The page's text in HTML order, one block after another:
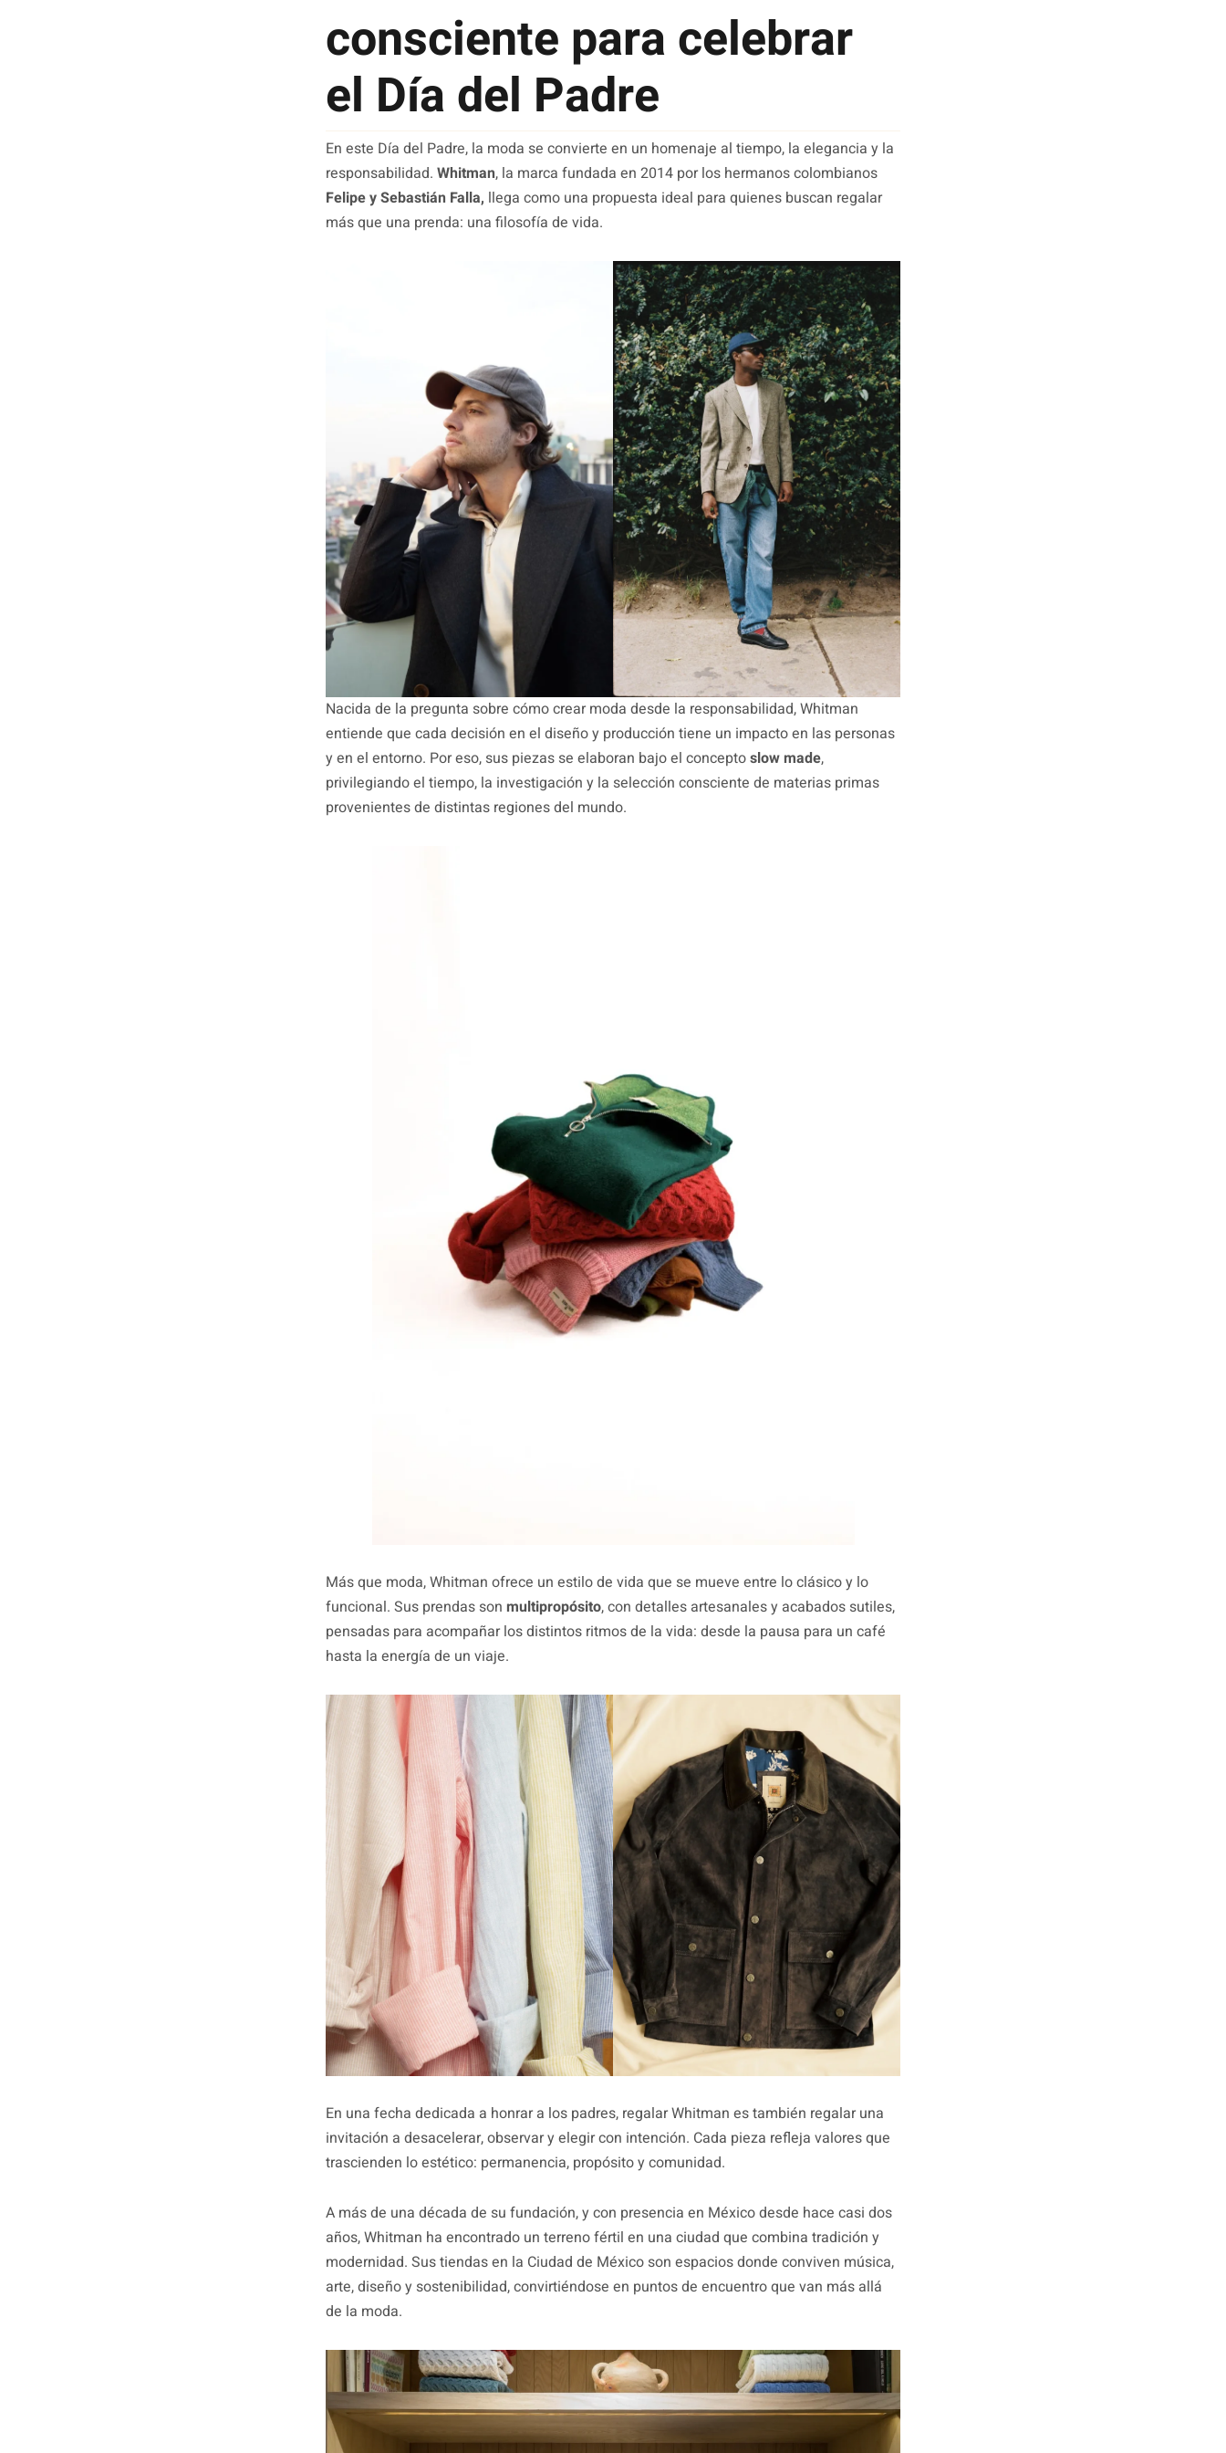
consciente para celebrar
el Día del Padre
En este Día del Padre, la moda se convierte en un homenaje al tiempo, la elegancia y la
responsabilidad. Whitman, la marca fundada en 2014 por los hermanos colombianos
Felipe y Sebastián Falla, llega como una propuesta ideal para quienes buscan regalar
más que una prenda: una filosofía de vida.
Nacida de la pregunta sobre cómo crear moda desde la responsabilidad, Whitman
entiende que cada decisión en el diseño y producción tiene un impacto en las personas
y en el entorno. Por eso, sus piezas se elaboran bajo el conceptoslow made,
privilegiando el tiempo, la investigación y la selección consciente de materias primas
provenientes de distintas regiones del mundo.
Más que moda, Whitman ofrece un estilo de vida que se mueve entre lo clásico y lo
funcional. Sus prendas son multipropósito, con detalles artesanales y acabados sutiles,
pensadas para acompañar los distintos ritmos de la vida: desde la pausa para un café
hasta la energía de un viaje.
En una fecha dedicada a honrar a los padres, regalar Whitman es también regalar una
invitación a desacelerar, observar y elegir con intención. Cada pieza refleja valores que
trascienden lo estético: permanencia, propósito y comunidad.
A más de una década de su fundación, y con presencia en México desde hace casi dos
años, Whitman ha encontrado un terreno fértil en una ciudad que combina tradición y
modernidad. Sus tiendas en la Ciudad de México son espacios donde conviven música,
arte, diseño y sostenibilidad, convirtiéndose en puntos de encuentro que van más allá
de la moda.